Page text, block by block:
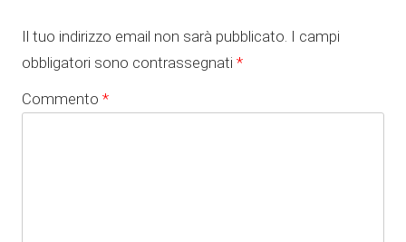
Il tuo indirizzo email non sarà pubblicato. I campi
obbligatori sono contrassegnati *
Commento *